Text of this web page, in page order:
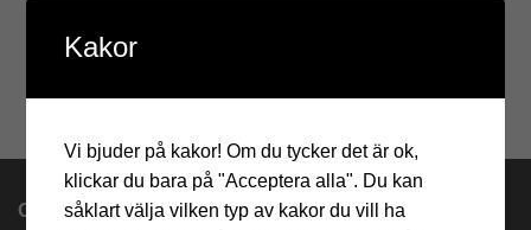
OM OSS
Kakor
Vi bjuder på kakor! Om du tycker det är ok,
klickar du bara på "Acceptera alla". Du kan
såklart välja vilken typ av kakor du vill ha